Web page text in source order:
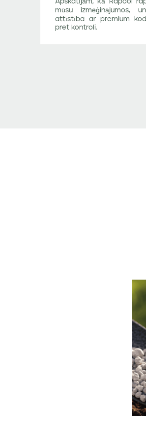
Apskatījām, kā Rapool
mūsu izmēģinājumos,
attīstība ar premium
pret kontroli.